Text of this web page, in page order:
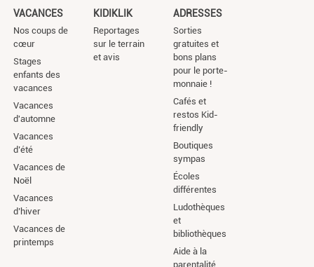
VACANCES
Nos coups de
cœur
Stages
enfants des
vacances
Vacances
d'automne
Vacances
d’été
Vacances de
Noël
Vacances
d’hiver
Vacances de
printemps
KIDIKLIK
Reportages
sur le terrain
et avis
ADRESSES
Sorties
gratuites et
bons plans
pour le porte-
monnaie !
Cafés et
restos Kid-
friendly
Boutiques
sympas
Écoles
différentes
Ludothèques
et
bibliothèques
Aide à la
parentalité